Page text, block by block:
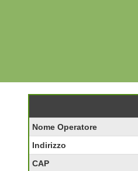
Nome Operatore
Indirizzo
CAP